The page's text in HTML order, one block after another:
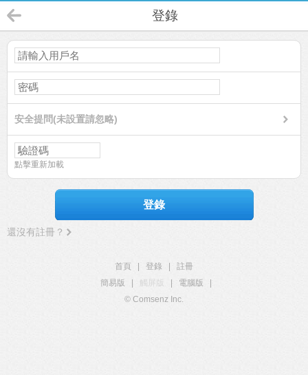
登錄
安全提問(未設置請忽略)
點擊重新加載
登錄
還沒有註冊？
首頁 登錄
註冊
簡易版
觸屏版 電腦版
© Comsenz Inc.